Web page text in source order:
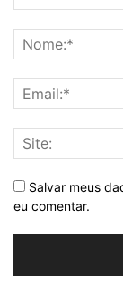
Salvar meus
eu comentar.